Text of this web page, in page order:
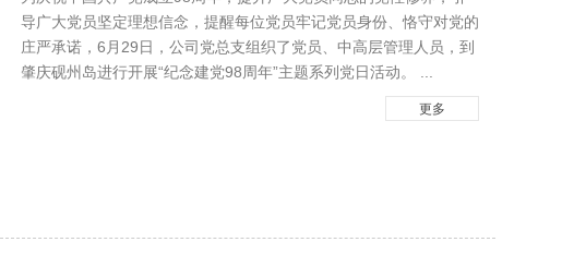
导广大党员坚定理想信念，提醒每位党员牢记党员身份、恪守对党的
庄严承诺，6月29日，公司党总支组织了党员、中高层管理人员，到
肇庆砚州岛进行开展“纪念建党98周年”主题系列党日活动。 ...
更多